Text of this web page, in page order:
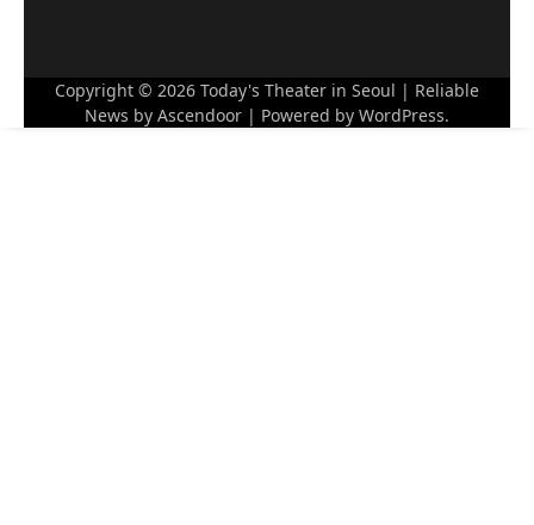
Copyright © 2026 Today's Theater in Seoul | Reliable
News by Ascendoor | Powered by WordPress.